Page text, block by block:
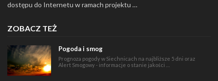
dostępu do Internetu w ramach projektu …
ZOBACZ TEŻ
Pogoda i smog
Prognoza pogody w Siechnicach na najbliższe 5 dni oraz
Alert Smogowy - informacje o stanie jakości …